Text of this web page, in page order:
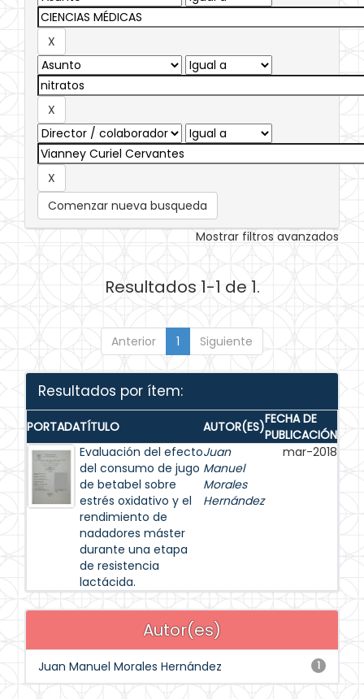
Comenzar nueva busqueda
Mostrar filtros avanzados
Resultados 1-1 de 1.
Anterior 1 Siguiente
Resultados por ítem:
PORTADATÍTULO AUTOR(ES)FECHA DE
PUBLICACIÓN
Evaluación del efecto
del consumo de jugo
de betabel sobre
estrés oxidativo y el
rendimiento de
nadadores máster
durante una etapa
de resistencia
lactácida.
Juan
Manuel
Morales
Hernández
mar-2018
Autor(es)
1
Juan Manuel Morales Hernández